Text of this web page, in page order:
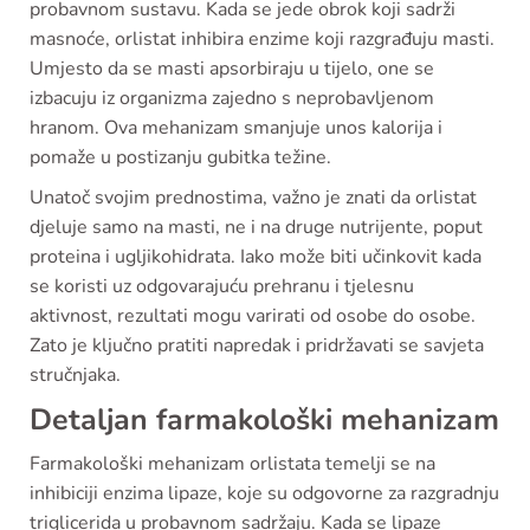
probavnom sustavu. Kada se jede obrok koji sadrži
masnoće, orlistat inhibira enzime koji razgrađuju masti.
Umjesto da se masti apsorbiraju u tijelo, one se
izbacuju iz organizma zajedno s neprobavljenom
hranom. Ova mehanizam smanjuje unos kalorija i
pomaže u postizanju gubitka težine.
Unatoč svojim prednostima, važno je znati da orlistat
djeluje samo na masti, ne i na druge nutrijente, poput
proteina i ugljikohidrata. Iako može biti učinkovit kada
se koristi uz odgovarajuću prehranu i tjelesnu
aktivnost, rezultati mogu varirati od osobe do osobe.
Zato je ključno pratiti napredak i pridržavati se savjeta
stručnjaka.
Detaljan farmakološki mehanizam
Farmakološki mehanizam orlistata temelji se na
inhibiciji enzima lipaze, koje su odgovorne za razgradnju
triglicerida u probavnom sadržaju. Kada se lipaze